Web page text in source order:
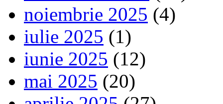
noiembrie 2025 (4)
iulie 2025 (1)
iunie 2025 (12)
mai 2025 (20)